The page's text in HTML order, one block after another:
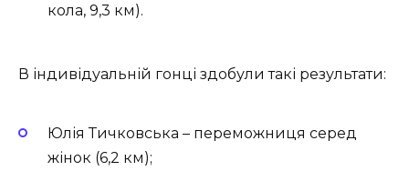
кола, 9,3 км).
В індивідуальній гонці здобули такі результати:
Юлія Тичковська – переможниця серед
жінок (6,2 км);